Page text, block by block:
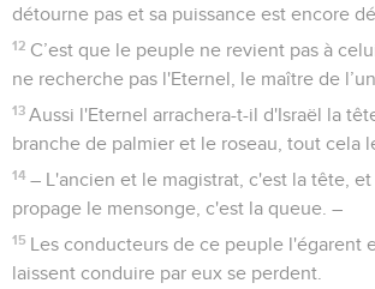
détourne pas et sa puissance est encore
12 C’est que le peuple ne revient pas à
ne recherche pas l'Eternel, le maître de
13 Aussi l'Eternel arrachera-t-il d'Israël la
branche de palmier et le roseau, tout cela
14 – L'ancien et le magistrat, c'est la tête,
propage le mensonge, c'est la queue. –
15 Les conducteurs de ce peuple l'égarent
laissent conduire par eux se perdent.